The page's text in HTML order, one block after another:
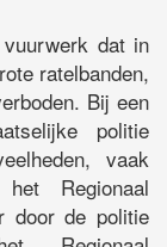
dat in
ratelbanden,
Bij een
politie
vaak
Regionaal
door de politie